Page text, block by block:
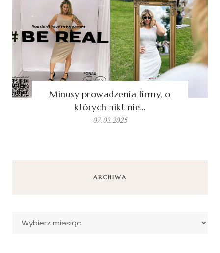
Minusy prowadzenia firmy, o
których nikt nie…
07.03.2025
ARCHIWA